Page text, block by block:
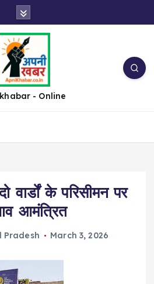
- Online
वार्डों के परिसीमन पर
आमंत्रित
Pradesh March 3, 2026